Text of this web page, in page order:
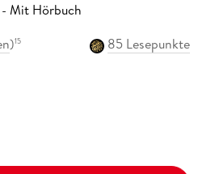
Mit Hörbuch
)15
85 Lesepunkte